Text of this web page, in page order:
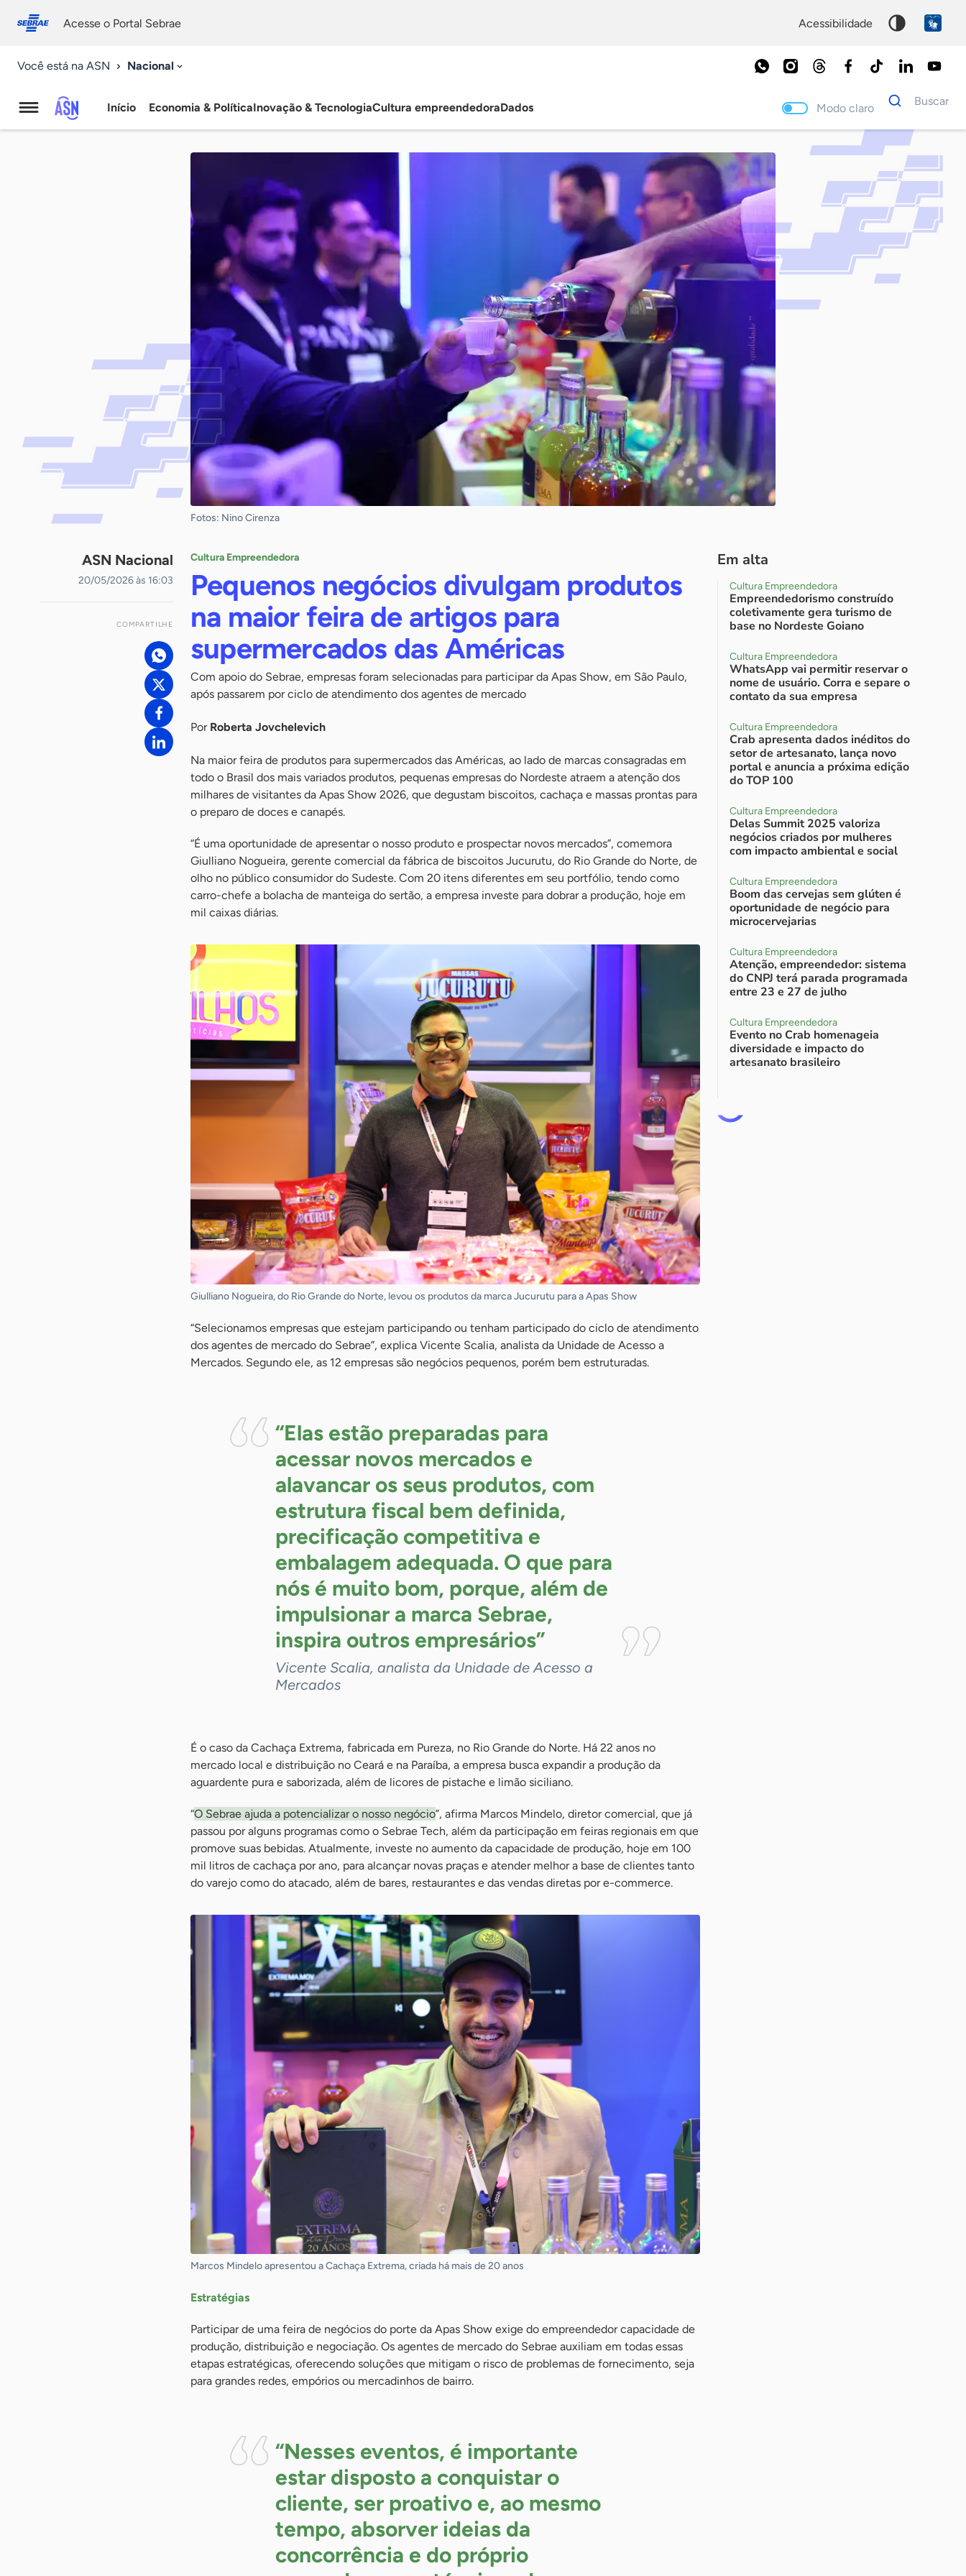
conosco
Acesse o Portal Sebrae acessibilidade
Você está na ASN Nacional
Agência
Início Economia & PolíticaInovação & TecnologiaCultura empreendedoraDados Modo claro
Dados
para
Buscar
Palavra
chave
Fotos: Nino Cirenza
ASN Nacional
20/05/2026 às 16:03
COMPARTILHE
Cultura Empreendedora
Pequenos negócios divulgam produtos
na maior feira de artigos para
supermercados das Américas
Com apoio do Sebrae, empresas foram selecionadas para participar da Apas Show, em São Paulo,
após passarem por ciclo de atendimento dos agentes de mercado
Por Roberta Jovchelevich
Na maior feira de produtos para supermercados das Américas, ao lado de marcas consagradas em
todo o Brasil dos mais variados produtos, pequenas empresas do Nordeste atraem a atenção dos
milhares de visitantes da Apas Show 2026, que degustam biscoitos, cachaça e massas prontas para
o preparo de doces e canapés.
“É uma oportunidade de apresentar o nosso produto e prospectar novos mercados”, comemora
Giulliano Nogueira, gerente comercial da fábrica de biscoitos Jucurutu, do Rio Grande do Norte, de
olho no público consumidor do Sudeste. Com 20 itens diferentes em seu portfólio, tendo como
carro-chefe a bolacha de manteiga do sertão, a empresa investe para dobrar a produção, hoje em
mil caixas diárias.
Giulliano Nogueira, do Rio Grande do Norte, levou os produtos da marca Jucurutu para a Apas Show
“Selecionamos empresas que estejam participando ou tenham participado do ciclo de atendimento
dos agentes de mercado do Sebrae”, explica Vicente Scalia, analista da Unidade de Acesso a
Mercados. Segundo ele, as 12 empresas são negócios pequenos, porém bem estruturadas.
“Elas estão preparadas para
acessar novos mercados e
alavancar os seus produtos, com
estrutura fiscal bem definida,
precificação competitiva e
embalagem adequada. O que para
nós é muito bom, porque, além de
impulsionar a marca Sebrae,
inspira outros empresários”
Vicente Scalia, analista da Unidade de Acesso a
Mercados
É o caso da Cachaça Extrema, fabricada em Pureza, no Rio Grande do Norte. Há 22 anos no
mercado local e distribuição no Ceará e na Paraíba, a empresa busca expandir a produção da
aguardente pura e saborizada, além de licores de pistache e limão siciliano.
“O Sebrae ajuda a potencializar o nosso negócio”, afirma Marcos Mindelo, diretor comercial, que já
passou por alguns programas como o Sebrae Tech, além da participação em feiras regionais em que
promove suas bebidas. Atualmente, investe no aumento da capacidade de produção, hoje em 100
mil litros de cachaça por ano, para alcançar novas praças e atender melhor a base de clientes tanto
do varejo como do atacado, além de bares, restaurantes e das vendas diretas por e-commerce.
Marcos Mindelo apresentou a Cachaça Extrema, criada há mais de 20 anos
Estratégias
Participar de uma feira de negócios do porte da Apas Show exige do empreendedor capacidade de
produção, distribuição e negociação. Os agentes de mercado do Sebrae auxiliam em todas essas
etapas estratégicas, oferecendo soluções que mitigam o risco de problemas de fornecimento, seja
para grandes redes, empórios ou mercadinhos de bairro.
“Nesses eventos, é importante
estar disposto a conquistar o
cliente, ser proativo e, ao mesmo
tempo, absorver ideias da
concorrência e do próprio
Em alta
Cultura Empreendedora
Empreendedorismo construído
coletivamente gera turismo de
base no Nordeste Goiano
Cultura Empreendedora
WhatsApp vai permitir reservar o
nome de usuário. Corra e separe o
contato da sua empresa
Cultura Empreendedora
Crab apresenta dados inéditos do
setor de artesanato, lança novo
portal e anuncia a próxima edição
do TOP 100
Cultura Empreendedora
Delas Summit 2025 valoriza
negócios criados por mulheres
com impacto ambiental e social
Cultura Empreendedora
Boom das cervejas sem glúten é
oportunidade de negócio para
microcervejarias
Cultura Empreendedora
Atenção, empreendedor: sistema
do CNPJ terá parada programada
entre 23 e 27 de julho
Cultura Empreendedora
Evento no Crab homenageia
diversidade e impacto do
artesanato brasileiro